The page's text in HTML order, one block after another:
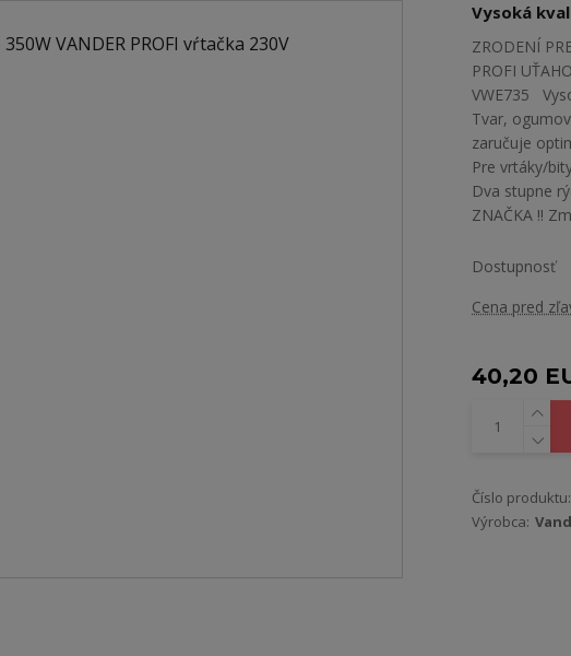
Vysoká
ZRODENÍ
PROFI
VWE735
Tvar,
zaručuje
Pre vrtáky/
Dva stupne
ZNAČKA !!
Dostupnosť
Cena pred
40,20
Číslo produktu:
Výrobca: